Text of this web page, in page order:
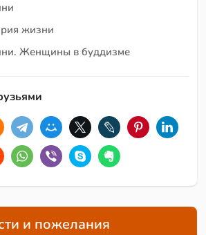
жизни
Женщины в буддизме
и пожелания